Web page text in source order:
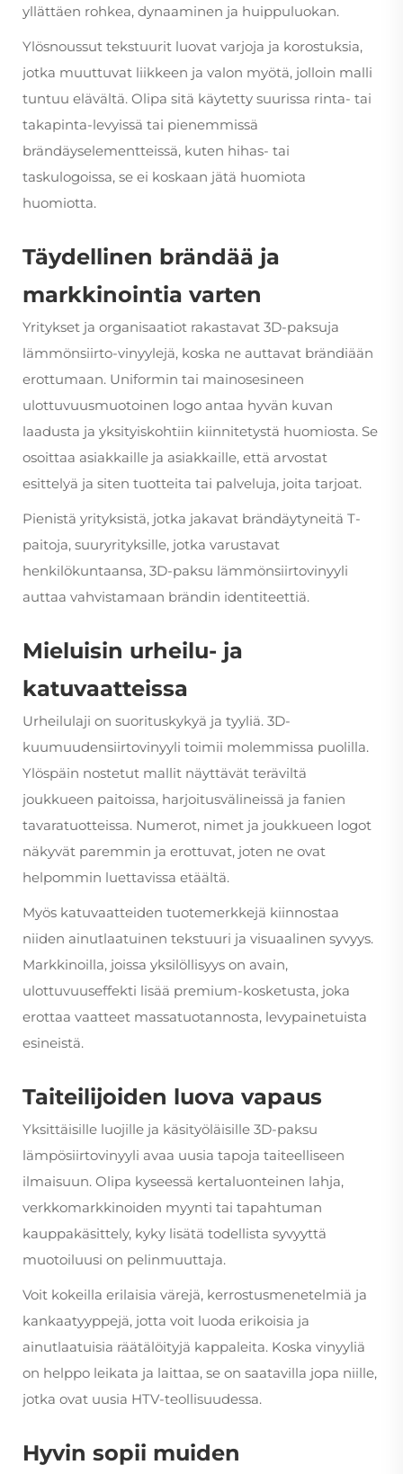
yllättäen rohkea, dynaaminen ja huippuluokan.
Ylösnoussut tekstuurit luovat varjoja ja korostuksia,
jotka muuttuvat liikkeen ja valon myötä, jolloin malli
tuntuu elävältä. Olipa sitä käytetty suurissa rinta- tai
takapinta-levyissä tai pienemmissä
brändäyselementteissä, kuten hihas- tai
taskulogoissa, se ei koskaan jätä huomiota
huomiotta.
Täydellinen brändää ja
markkinointia varten
Yritykset ja organisaatiot rakastavat 3D-paksuja
lämmönsiirto-vinyylejä, koska ne auttavat brändiään
erottumaan. Uniformin tai mainosesineen
ulottuvuusmuotoinen logo antaa hyvän kuvan
laadusta ja yksityiskohtiin kiinnitetystä huomiosta. Se
osoittaa asiakkaille ja asiakkaille, että arvostat
esittelyä ja siten tuotteita tai palveluja, joita tarjoat.
Pienistä yrityksistä, jotka jakavat brändäytyneitä T-
paitoja, suuryrityksille, jotka varustavat
henkilökuntaansa, 3D-paksu lämmönsiirtovinyyli
auttaa vahvistamaan brändin identiteettiä.
Mieluisin urheilu- ja
katuvaatteissa
Urheilulaji on suorituskykyä ja tyyliä. 3D-
kuumuudensiirtovinyyli toimii molemmissa puolilla.
Ylöspäin nostetut mallit näyttävät teräviltä
joukkueen paitoissa, harjoitusvälineissä ja fanien
tavaratuotteissa. Numerot, nimet ja joukkueen logot
näkyvät paremmin ja erottuvat, joten ne ovat
helpommin luettavissa etäältä.
Myös katuvaatteiden tuotemerkkejä kiinnostaa
niiden ainutlaatuinen tekstuuri ja visuaalinen syvyys.
Markkinoilla, joissa yksilöllisyys on avain,
ulottuvuuseffekti lisää premium-kosketusta, joka
erottaa vaatteet massatuotannosta, levypainetuista
esineistä.
Taiteilijoiden luova vapaus
Yksittäisille luojille ja käsityöläisille 3D-paksu
lämpösiirtovinyyli avaa uusia tapoja taiteelliseen
ilmaisuun. Olipa kyseessä kertaluonteinen lahja,
verkkomarkkinoiden myynti tai tapahtuman
kauppakäsittely, kyky lisätä todellista syvyyttä
muotoiluusi on pelinmuuttaja.
Voit kokeilla erilaisia värejä, kerrostusmenetelmiä ja
kankaatyyppejä, jotta voit luoda erikoisia ja
ainutlaatuisia räätälöityjä kappaleita. Koska vinyyliä
on helppo leikata ja laittaa, se on saatavilla jopa niille,
jotka ovat uusia HTV-teollisuudessa.
Hyvin sopii muiden